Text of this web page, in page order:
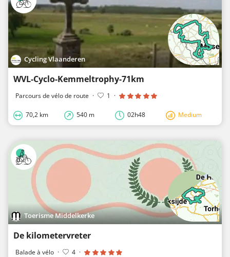
Cycling Vlaanderen
WVL-Cyclo-Kemmeltrophy-71km
Parcours de vélo de route · 1 ·
70,2 km 540 m 02h48 Medium
Toerisme Middelkerke
De kilometervreter
Balade à vélo · 4 ·